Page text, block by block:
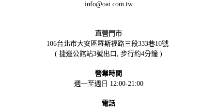
info@oai.com.tw
直營門市
106台北市大安區羅斯福路三段333巷10號
( 捷運公館站3號出口, 步行約4分鐘 )
營業時間
週一至週日 12:00-21:00
電話